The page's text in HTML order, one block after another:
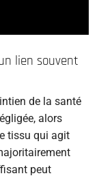
lien souvent
de la santé
alors
tissu qui agit
peut